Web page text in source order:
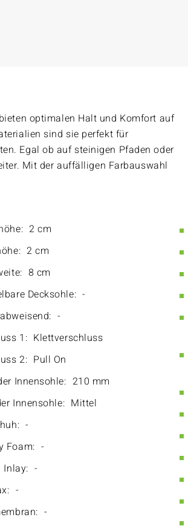
optimalen Halt und Komfort auf
sind sie perfekt für
Egal ob auf steinigen Pfaden oder
Mit der auffälligen Farbauswahl
2 cm
2 cm
8 cm
Decksohle: -
-
1: Klettverschluss
2: Pull On
Innensohle: 210 mm
Innensohle: Mittel
-
Foam: -
Inlay: -
-
-